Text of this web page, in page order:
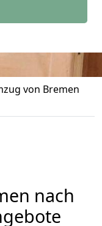
von Bremen
nach